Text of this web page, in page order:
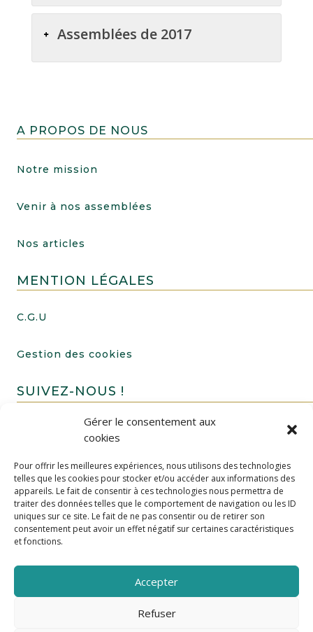
Gérer le consentement aux
cookies
Pour offrir les meilleures expériences, nous utilisons des technologies
telles que les cookies pour stocker et/ou accéder aux informations des
appareils. Le fait de consentir à ces technologies nous permettra de
traiter des données telles que le comportement de navigation ou les ID
uniques sur ce site. Le fait de ne pas consentir ou de retirer son
consentement peut avoir un effet négatif sur certaines caractéristiques
et fonctions.
Accepter
Refuser
Assemblées de 2017
A PROPOS DE NOUS
Notre mission
Venir à nos assemblées
Nos articles
MENTION LÉGALES
C.G.U
Gestion des cookies
SUIVEZ-NOUS !
FAIRE UN DON